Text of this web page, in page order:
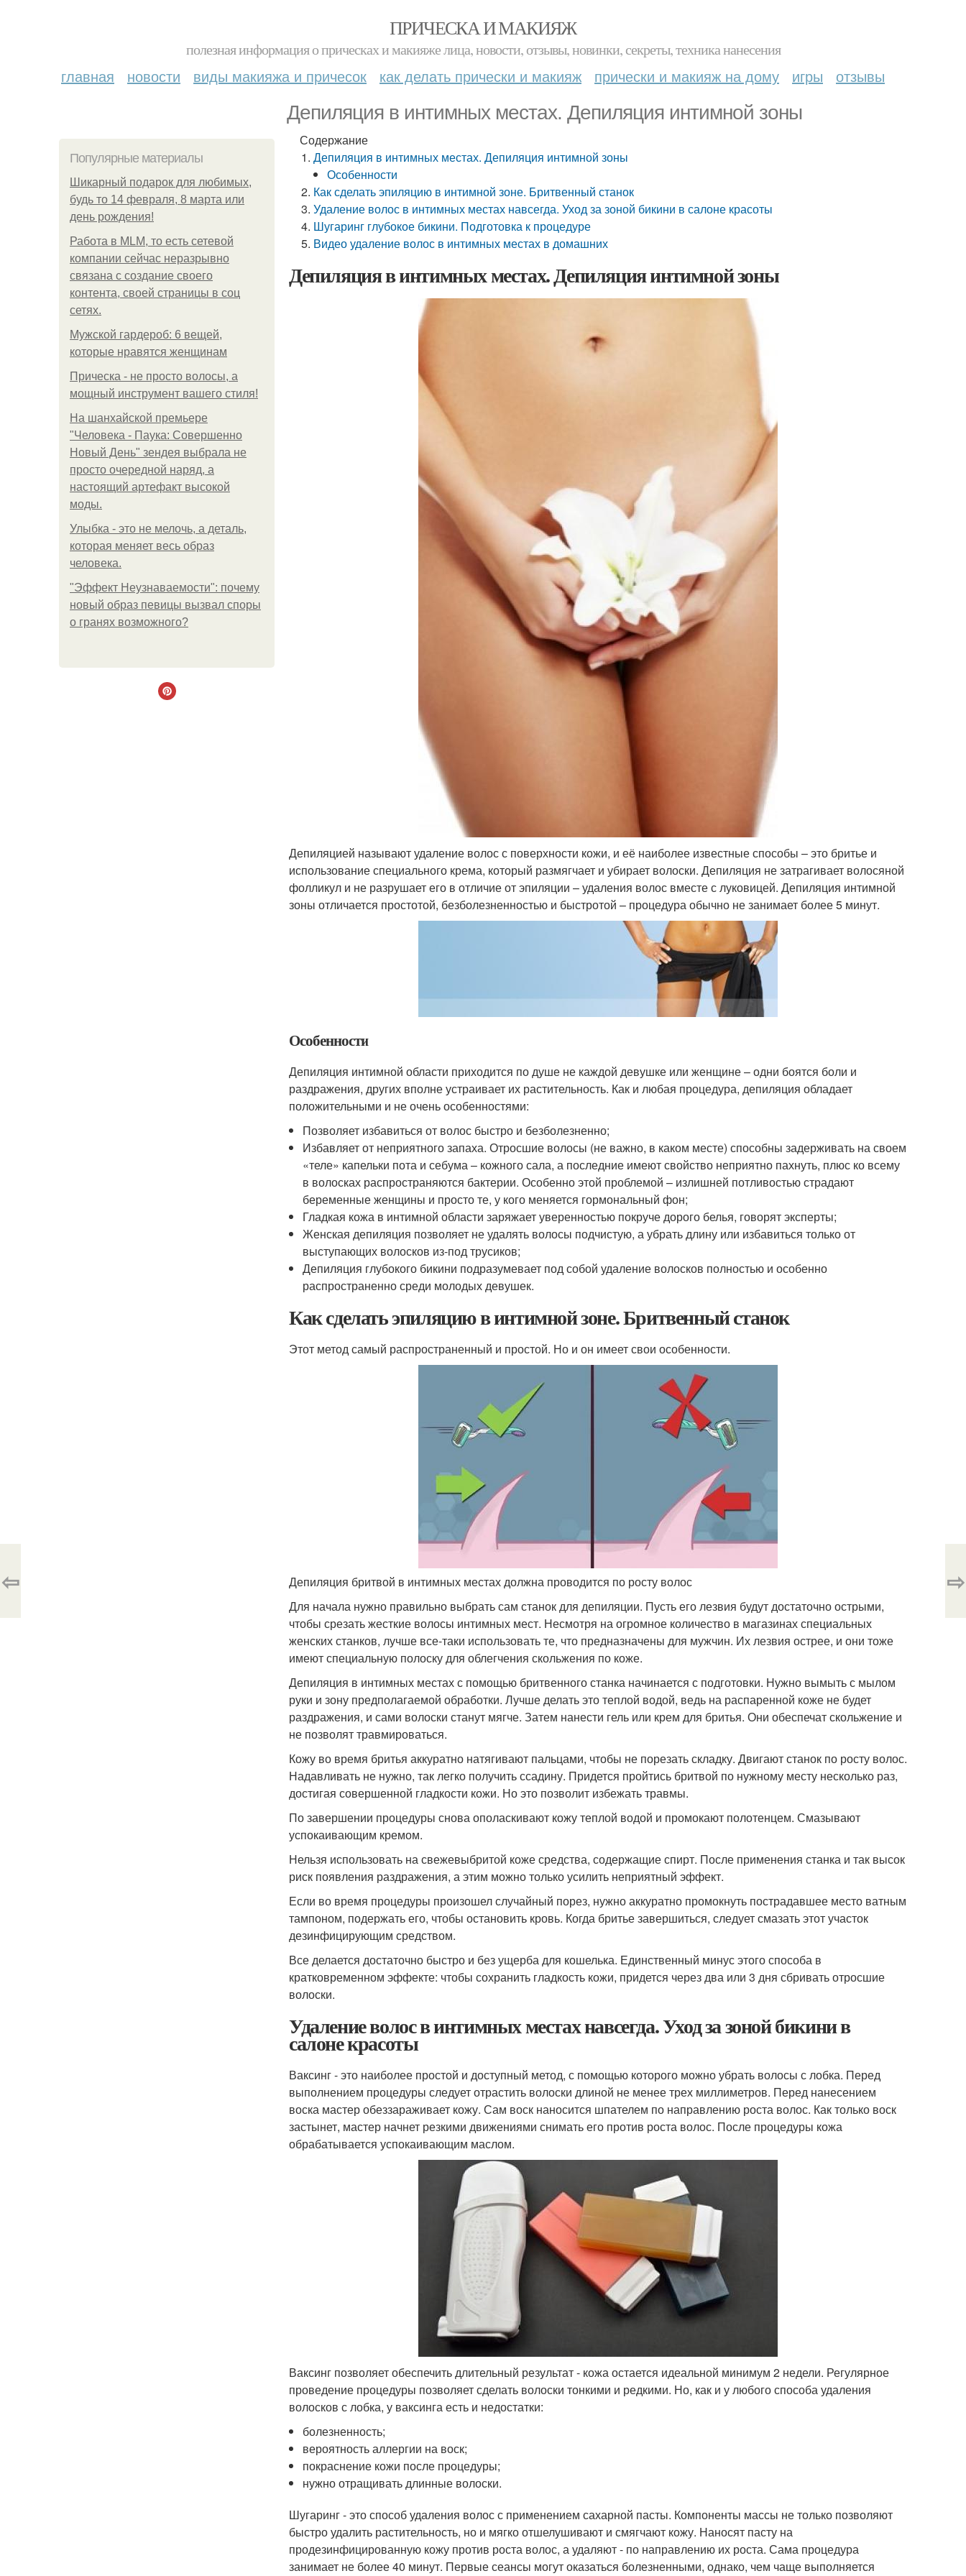
ПРИЧЕСКА И МАКИЯЖ
полезная информация о прическах и макияже лица, новости, отзывы, новинки, секреты, техника нанесения
главная новости виды макияжа и причесок как делать прически и макияж прически и макияж на дому игры отзывы
Депиляция в интимных местах. Депиляция интимной зоны
Популярные материалы
Шикарный подарок для любимых,
будь то 14 февраля, 8 марта или
день рождения!
Работа в MLM, то есть сетевой
компании сейчас неразрывно
связана с создание своего
контента, своей страницы в соц
сетях.
Мужской гардероб: 6 вещей,
которые нравятся женщинам
Прическа - не просто волосы, а
мощный инструмент вашего стиля!
На шанхайской премьере
"Человека - Паука: Совершенно
Новый День" зендея выбрала не
просто очередной наряд, а
настоящий артефакт высокой
моды.
Улыбка - это не мелочь, а деталь,
которая меняет весь образ
человека.
"Эффект Неузнаваемости": почему
новый образ певицы вызвал споры
о гранях возможного?
Содержание
Депиляция в интимных местах. Депиляция интимной зоны
Особенности
Как сделать эпиляцию в интимной зоне. Бритвенный станок
Удаление волос в интимных местах навсегда. Уход за зоной бикини в салоне красоты
Шугаринг глубокое бикини. Подготовка к процедуре
Видео удаление волос в интимных местах в домашних
Депиляция в интимных местах. Депиляция интимной зоны
Депиляцией называют удаление волос с поверхности кожи, и её наиболее известные способы – это бритье и
использование специального крема, который размягчает и убирает волоски. Депиляция не затрагивает волосяной
фолликул и не разрушает его в отличие от эпиляции – удаления волос вместе с луковицей. Депиляция интимной
зоны отличается простотой, безболезненностью и быстротой – процедура обычно не занимает более 5 минут.
Особенности
Депиляция интимной области приходится по душе не каждой девушке или женщине – одни боятся боли и
раздражения, других вполне устраивает их растительность. Как и любая процедура, депиляция обладает
положительными и не очень особенностями:
Позволяет избавиться от волос быстро и безболезненно;
Избавляет от неприятного запаха. Отросшие волосы (не важно, в каком месте) способны задерживать на своем
«теле» капельки пота и себума – кожного сала, а последние имеют свойство неприятно пахнуть, плюс ко всему
в волосках распространяются бактерии. Особенно этой проблемой – излишней потливостью страдают
беременные женщины и просто те, у кого меняется гормональный фон;
Гладкая кожа в интимной области заряжает уверенностью покруче дорого белья, говорят эксперты;
Женская депиляция позволяет не удалять волосы подчистую, а убрать длину или избавиться только от
выступающих волосков из-под трусиков;
Депиляция глубокого бикини подразумевает под собой удаление волосков полностью и особенно
распространенно среди молодых девушек.
Как сделать эпиляцию в интимной зоне. Бритвенный станок
Этот метод самый распространенный и простой. Но и он имеет свои особенности.
Депиляция бритвой в интимных местах должна проводится по росту волос
Для начала нужно правильно выбрать сам станок для депиляции. Пусть его лезвия будут достаточно острыми,
чтобы срезать жесткие волосы интимных мест. Несмотря на огромное количество в магазинах специальных
женских станков, лучше все-таки использовать те, что предназначены для мужчин. Их лезвия острее, и они тоже
имеют специальную полоску для облегчения скольжения по коже.
Депиляция в интимных местах с помощью бритвенного станка начинается с подготовки. Нужно вымыть с мылом
руки и зону предполагаемой обработки. Лучше делать это теплой водой, ведь на распаренной коже не будет
раздражения, и сами волоски станут мягче. Затем нанести гель или крем для бритья. Они обеспечат скольжение и
не позволят травмироваться.
Кожу во время бритья аккуратно натягивают пальцами, чтобы не порезать складку. Двигают станок по росту волос.
Надавливать не нужно, так легко получить ссадину. Придется пройтись бритвой по нужному месту несколько раз,
достигая совершенной гладкости кожи. Но это позволит избежать травмы.
По завершении процедуры снова ополаскивают кожу теплой водой и промокают полотенцем. Смазывают
успокаивающим кремом.
Нельзя использовать на свежевыбритой коже средства, содержащие спирт. После применения станка и так высок
риск появления раздражения, а этим можно только усилить неприятный эффект.
Если во время процедуры произошел случайный порез, нужно аккуратно промокнуть пострадавшее место ватным
тампоном, подержать его, чтобы остановить кровь. Когда бритье завершиться, следует смазать этот участок
дезинфицирующим средством.
Все делается достаточно быстро и без ущерба для кошелька. Единственный минус этого способа в
кратковременном эффекте: чтобы сохранить гладкость кожи, придется через два или 3 дня сбривать отросшие
волоски.
Удаление волос в интимных местах навсегда. Уход за зоной бикини в
салоне красоты
Ваксинг - это наиболее простой и доступный метод, с помощью которого можно убрать волосы с лобка. Перед
выполнением процедуры следует отрастить волоски длиной не менее трех миллиметров. Перед нанесением
воска мастер обеззараживает кожу. Сам воск наносится шпателем по направлению роста волос. Как только воск
застынет, мастер начнет резкими движениями снимать его против роста волос. После процедуры кожа
обрабатывается успокаивающим маслом.
Ваксинг позволяет обеспечить длительный результат - кожа остается идеальной минимум 2 недели. Регулярное
проведение процедуры позволяет сделать волоски тонкими и редкими. Но, как и у любого способа удаления
волосков с лобка, у ваксинга есть и недостатки:
болезненность;
вероятность аллергии на воск;
покраснение кожи после процедуры;
нужно отращивать длинные волоски.
Шугаринг - это способ удаления волос с применением сахарной пасты. Компоненты массы не только позволяют
быстро удалить растительность, но и мягко отшелушивают и смягчают кожу. Наносят пасту на
продезинфицированную кожу против роста волос, а удаляют - по направлению их роста. Сама процедура
занимает не более 40 минут. Первые сеансы могут оказаться болезненными, однако, чем чаще выполняется
⇦ ⇨